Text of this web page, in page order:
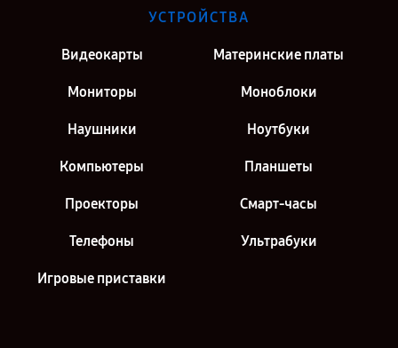
УСТРОЙСТВА
Видеокарты Материнские платы
Мониторы Моноблоки
Наушники Ноутбуки
Компьютеры Планшеты
Проекторы Смарт-часы
Телефоны Ультрабуки
Игровые приставки